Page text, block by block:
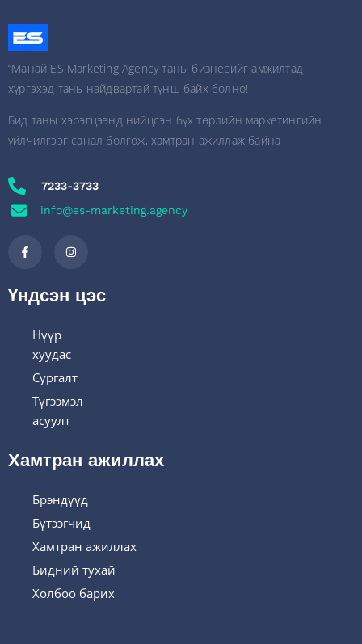
“Манай ES Marketing Agency таны бизнесийг амжилтад
хүргэхэд тань найдвартай түнш байх болно!
Бид таны хэрэгцээнд нийцсэн бүх төрлийн маркетингийн
үйлчилгээг санал болгож, хамтран ажиллаж байна
7233-3733
info@es-marketing.agency
Үндсэн цэс
Нүүр
хуудас
Сургалт
Түгээмэл
асуулт
Хамтран ажиллах
Брэндүүд
Бүтээгчид
Хамтран ажиллах
Бидний тухай
Холбоо барих